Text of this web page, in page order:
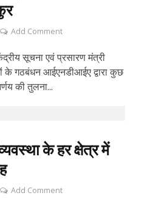
Add Comment
सूचना एवं प्रसारण मंत्री
के गठबंधन आईएनडीआईए द्वारा कुछ
की तुलना...
के हर क्षेत्र में
Add Comment